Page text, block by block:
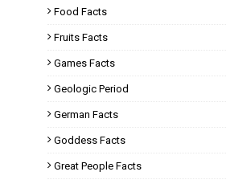
Food Facts
Fruits Facts
Games Facts
Geologic Period
German Facts
Goddess Facts
Great People Facts